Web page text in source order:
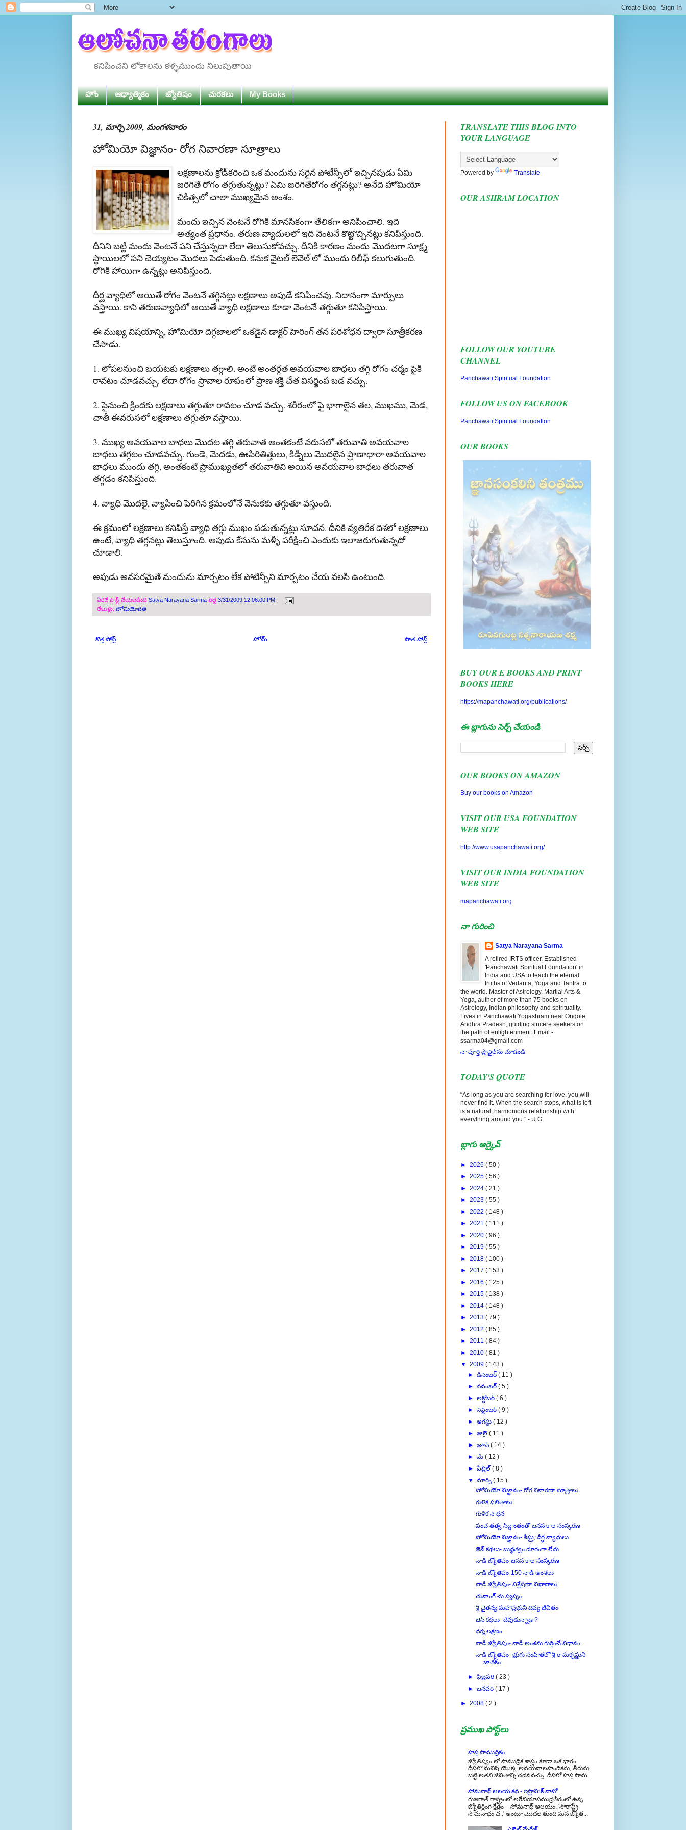
కనిపించని లోకాలను కళ్ళముందు నిలుపుతాయి
హోం ఆధ్యాత్మికం జ్యోతిషం చురకలు My Books
31, మార్చి 2009, మంగళవారం
హోమియో విజ్ఞానం- రోగ నివారణా సూత్రాలు
లక్షణాలనుక్రోడీకరించిఒకమందునుసరైనపోటేన్సీలోఇచ్చినపుడుఏమి
జరిగితేరోగం తగ్గుతున్నట్లు? ఏమిజరిగితేరోగం తగ్గనట్లు? అనేదిహోమియో
చికిత్సలోచాలాముఖ్యమైనఅంశం.
మందుఇచ్చినవెంటనేరోగికిమానసికంగాతేలికగాఅనిపించాలి. ఇది
అత్యంతప్రధానం. తరుణవ్యాదులలోఇదివెంటనేకొట్టొచ్చినట్లుకనిపిస్తుంది.
దీనినిబట్టిమందువెంటనేపనిచేస్తున్నదాలేదాతెలుసుకోవచ్చు. దీనికికారణం మందు మొదటగాసూక్ష్మ
స్థాయిలలోపనిచెయ్యటం మొదలుపెడుతుంది. కనుకవైటల్లెవెల్లోముందురిలీఫ్ కలుగుతుంది.
రోగికిహాయిగాఉన్నట్లుఅనిపిస్తుంది.
దీర్ఘవ్యాధిలోఅయితేరోగం వెంటనేతగ్గినట్లులక్షణాలుఅపుడేకనిపించవు. నిదానంగామార్పులు
వస్తాయి. కానితరుణవ్యాధిలోఅయితేవ్యాధిలక్షణాలుకూడావెంటనేతగ్గుతూకనిపిస్తాయి.
ఈముఖ్య విషయాన్ని,హోమియోదిగ్గజాలలోఒకడైనడాక్టర్హెరింగ్తనపరిశోధనద్వారాసూత్రీకరణ
చేసాడు.
1. లోపలనుంచిబయటకులక్షణాలుతగ్గాలి. అంటేఅంతర్గతఅవయవాలబాధలుతగ్గిరోగం చర్మం పైకి
రావటం చూడవచ్చు. లేదారోగం స్రావాలరూపంలోప్రాణశక్తిచేతవిసర్జింపబడవచ్చు.
2.పైనుంచిక్రిందకులక్షణాలుతగ్గుతూరావటం చూడవచ్చు. శరీరంలోపైభాగాలైనతల,ముఖము,మెడ,
చాతీఈవరుసలోలక్షణాలుతగ్గుతూవస్తాయి.
3. ముఖ్య అవయవాలబాధలుమొదటతగ్గితరువాతఅంతకంటేవరుసలోతరువాతిఅవయవాల
బాధలుతగ్గటం చూడవచ్చు. గుండె,మెదడు,ఊపిరితిత్తులు,కిడ్నీలుమొదలైనప్రాణాధారాఅవయవాల
బాధలుముందుతగ్గి,అంతకంటేప్రాముఖ్యతలోతరువాతివిఅయినఅవయవాలబాధలుతరువాత
తగ్గడం కనిపిస్తుంది.
4. వ్యాధిమొదలై,వ్యాపించిపెరిగినక్రమంలోనేవెనుకకుతగ్గుతూవస్తుంది.
ఈక్రమంలోలక్షణాలుకనిపిస్తేవ్యాధితగ్గుముఖం పడుతున్నట్లుసూచన. దీనికివ్యతిరేకదిశలోలక్షణాలు
ఉంటే,వ్యాధితగ్గనట్లుతెలుస్తూంది. అపుడుకేసునుమళ్ళీపరీక్షించిఎందుకుఇలాజరుగుతున్నదో
చూడాలి.
అపుడుఅవసరమైతేమందునుమార్చటం లేకపోటేన్సీనిమార్చటం చేయవలసిఉంటుంది.
వీరిచే పోస్ట్ చేయబడింది Satya Narayana Sarma వద్ద 3/31/2009 12:06:00 PM
లేబుళ్లు: హోమియోపతి
కొత్త పోస్ట్ పాత పోస్ట్
హోమ్
TRANSLATE THIS BLOG INTO
YOUR LANGUAGE
Powered by Translate
OUR ASHRAM LOCATION
FOLLOW OUR YOUTUBE
CHANNEL
Panchawati Spiritual Foundation
FOLLOW US ON FACEBOOK
Panchawati Spiritual Foundation
OUR BOOKS
❮ ❯
BUY OUR E BOOKS AND PRINT
BOOKS HERE
https://mapanchawati.org/publications/
ఈ బ్లాగును సెర్చ్ చేయండి
OUR BOOKS ON AMAZON
Buy our books on Amazon
VISIT OUR USA FOUNDATION
WEB SITE
http://www.usapanchawati.org/
VISIT OUR INDIA FOUNDATION
WEB SITE
mapanchawati.org
నా గురించి
Satya Narayana Sarma
A retired IRTS officer. Established
'Panchawati Spiritual Foundation' in
India and USA to teach the eternal
truths of Vedanta, Yoga and Tantra to
the world. Master of Astrology, Martial Arts &
Yoga, author of more than 75 books on
Astrology, Indian philosophy and spirituality.
Lives in Panchawati Yogashram near Ongole
Andhra Pradesh, guiding sincere seekers on
the path of enlightenment. Email -
ssarma04@gmail.com
నా పూర్తి ప్రొఫైల్‌ను చూడండి
TODAY'S QUOTE
“As long as you are searching for love, you will
never find it. When the search stops, what is left
is a natural, harmonious relationship with
everything around you." - U.G.
బ్లాగు ఆర్కైవ్
► 2026 ( 50 )
► 2025 ( 56 )
► 2024 ( 21 )
► 2023 ( 55 )
► 2022 ( 148 )
► 2021 ( 111 )
► 2020 ( 96 )
► 2019 ( 55 )
► 2018 ( 100 )
► 2017 ( 153 )
► 2016 ( 125 )
► 2015 ( 138 )
► 2014 ( 148 )
► 2013 ( 79 )
► 2012 ( 85 )
► 2011 ( 84 )
► 2010 ( 81 )
▼ 2009 ( 143 )
►డిసెంబర్( 11 )
►నవంబర్( 5 )
►అక్టోబర్( 6 )
►సెప్టెంబర్( 9 )
►ఆగస్టు( 12 )
►జులై( 11 )
►జూన్( 14 )
►మే( 12 )
►ఏప్రిల్( 8 )
▼మార్చి( 15 )
హోమియో విజ్ఞానం- రోగ నివారణా సూత్రాలు
గుళిక ఫలితాలు
గుళిక సాధన
పంచ తత్వ సిద్ధాంతంతో జనన కాల సంస్కరణ
హోమియో విజ్ఞానం- శీఘ్ర, దీర్ఘ వ్యాధులు
జెన్ కథలు- బుద్ధత్వం దూరంగా లేదు
నాడీ జ్యోతిషం-జనన కాల సంస్కరణ
నాడీ జ్యోతిషం-150 నాడీ అంశలు
నాడీ జ్యోతిషం- విశ్లేషణా విధానాలు
చువాంగ్ చు స్వప్నం
శ్రీ చైతన్య మహాప్రభుని దివ్య జీవితం
జెన్ కథలు- దేవుడున్నాడా?
ధర్మ లక్షణం
నాడీ జ్యోతిషం- నాడీ అంశను గుర్తించే విధానం
నాడీ జ్యోతిషం- భ్రుగు సంహితలో శ్రీ రామకృష్ణుని
జాతకం
►ఫిబ్రవరి( 23 )
►జనవరి( 17 )
► 2008 ( 2 )
ప్రముఖ పోస్ట్‌లు
హస్త సాముద్రికం
జ్యోతిష్యం లో సాముద్రిక శాస్త్రం కూడా ఒక భాగం.
దీనిలొ మనిషి యొక్క అవయవాలపొందికను, తీరును
బట్టి అతని జీవితాన్ని చదవవచ్చు. దీనిలో హస్త సామ...
సోమనాథ్ ఆలయ కథ - ఇస్లామిక్ నాటో
గుజరాత్ రాష్ట్రంలో అరేబియాసముద్రతీరంలో ఉన్న
జ్యోతిర్లింగ క్షేత్రం - సోమనాధ్ ఆలయం. 'సౌరాష్ట్రే
సోమనాథం చ..' అంటూ మొదలౌతుంది మన జ్యోత...